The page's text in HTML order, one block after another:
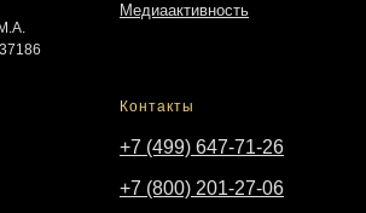
Медиаактивность
Контакты
+7 (499) 647-71-26
+7 (800) 201-27-06